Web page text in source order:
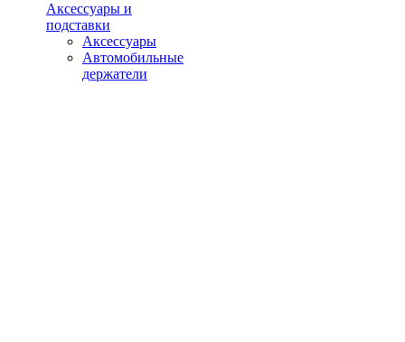
Аксессуары и
подставки
Аксессуары
Автомобильные
держатели